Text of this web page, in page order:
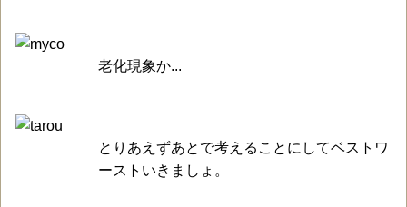
老化現象か...
とりあえずあとで考えることにしてベストワ
ーストいきましょ。